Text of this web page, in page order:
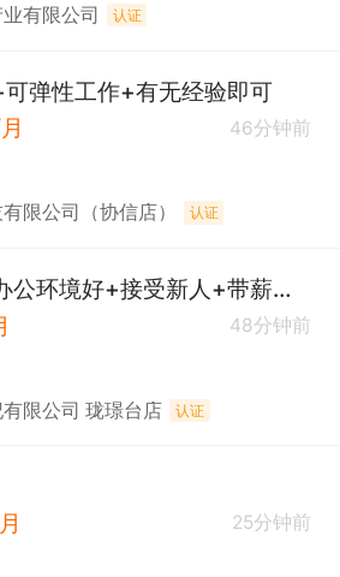
有限公司 认证
弹性工作+有无经验即可
46分钟前
限公司（协信店） 认证
房东维护专员（办公环境好+接受新人+带薪学习+五险 ）
48分钟前
限公司 珑璟台店 认证
25分钟前